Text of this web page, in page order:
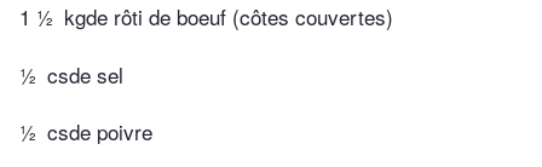
1 ½ kgde rôti de boeuf (côtes couvertes)
½ csde sel
½ csde poivre